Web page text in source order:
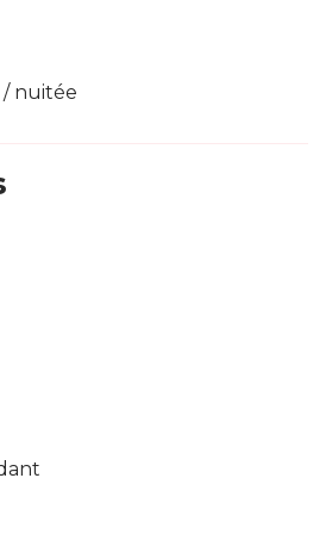
/ nuitée